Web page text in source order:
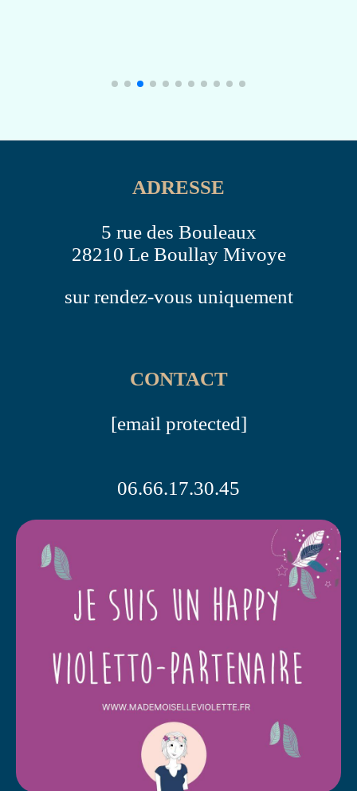
ADRESSE
5 rue des Bouleaux
28210 Le Boullay Mivoye
sur rendez-vous uniquement
CONTACT
[email protected]
06.66.17.30.45